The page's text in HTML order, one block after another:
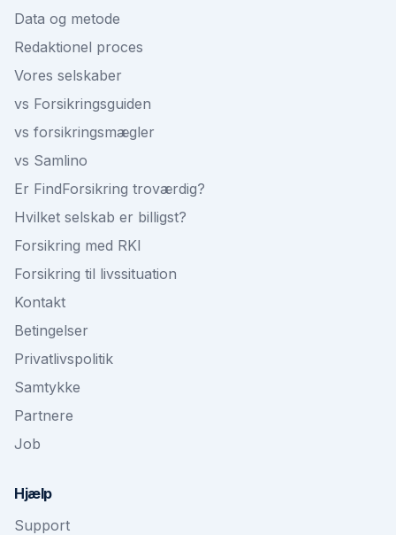
Data og metode
Redaktionel proces
Vores selskaber
vs Forsikringsguiden
vs forsikringsmægler
vs Samlino
Er FindForsikring troværdig?
Hvilket selskab er billigst?
Forsikring med RKI
Forsikring til livssituation
Kontakt
Betingelser
Privatlivspolitik
Samtykke
Partnere
Job
Hjælp
Support